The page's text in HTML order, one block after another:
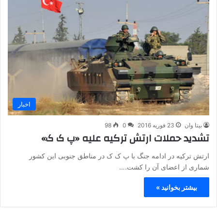
اخبار
بیتا وان 23 فوریه 2016 0
98
تشدید حملات ارتش ترکیه علیه «پ ک ک»
ارتش ترکیه در ادامه جنگ با پ ک ک در مناطق جنوبی این کشور
شماری از اعضای آن را کشت.…
بیشتر بخوانید »